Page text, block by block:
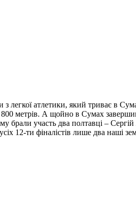
атлетики, який триває в
метрів. А щойно в Сумах
участь два полтавці – Сергій
12-ти фіналістів лише два